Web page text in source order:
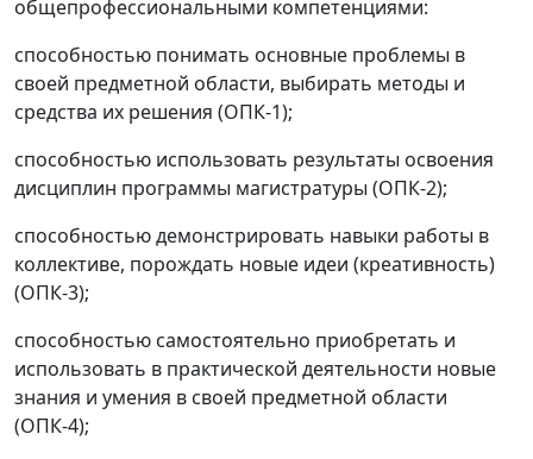
общепрофессиональными компетенциями:
способностью понимать основные проблемы в
своей предметной области, выбирать методы и
средства их решения (ОПК-1);
способностью использовать результаты освоения
дисциплин программы магистратуры (ОПК-2);
способностью демонстрировать навыки работы в
коллективе, порождать новые идеи (креативность)
(ОПК-3);
способностью самостоятельно приобретать и
использовать в практической деятельности новые
знания и умения в своей предметной области
(ОПК-4);